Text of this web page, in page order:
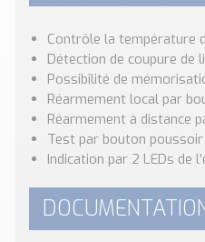
Contrôle la température
Détection de coupure de
Possibilité de
Réarmement local par
Réarmement à distance
Test par bouton poussoir
Indication par 2 LEDs de